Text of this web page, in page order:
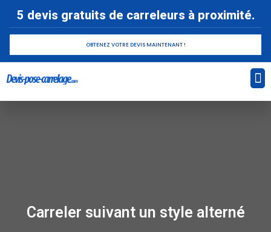
5 devis gratuits de carreleurs à proximité.
OBTENEZ VOTRE DEVIS MAINTENANT !
Carreler suivant un style alterné